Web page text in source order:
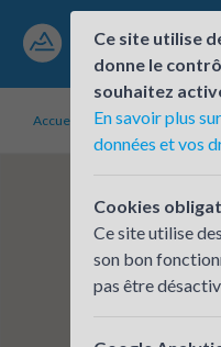
Accueil Établissements
Ce site utilise
donne le
souhaitez
En savoir plus
données et vos
Cookies
Ce site utilise
son bon
pas être